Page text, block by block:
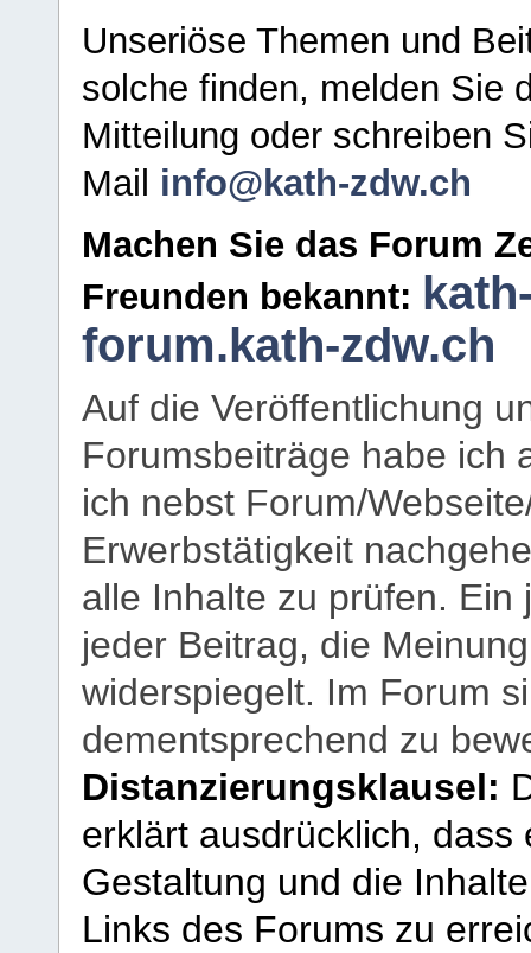
Unseriöse Themen und
solche finden, melden Sie
Mitteilung oder schreiben
Mail info@kath-zdw.ch
Machen Sie das Forum
Freunden bekannt:
forum.kath-zdw.ch
Auf die Veröffentlichung
Forumsbeiträge habe ich
ich nebst Forum/
Erwerbstätigkeit
alle Inhalte zu prüfen.
jeder Beitrag, die
widerspiegelt. Im Forum
dementsprechend zu
Distanzierungsklausel:
erklärt ausdrücklich,
Gestaltung und die
Links des Forums zu